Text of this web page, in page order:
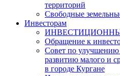
территорий
Свободные
Инвесторам
Обращение к
Совет по улучшению
развитию малого и
в городе Кургане